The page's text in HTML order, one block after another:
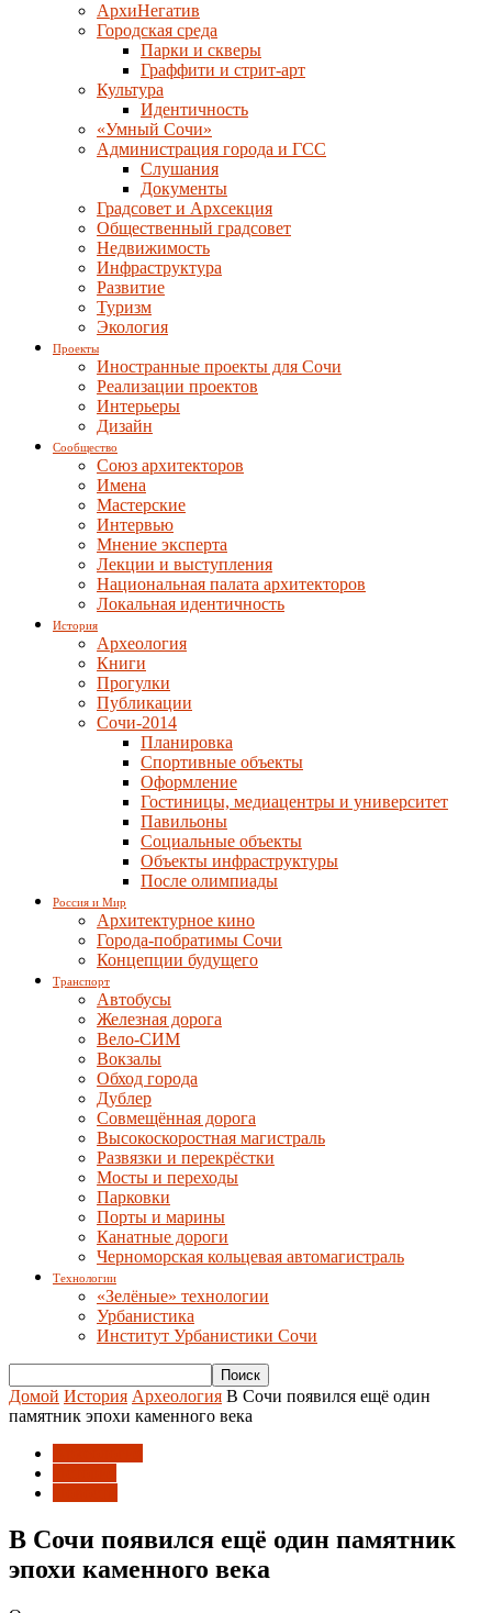
АрхиНегатив
Городская среда
Парки и скверы
Граффити и стрит-арт
Культура
Идентичность
«Умный Сочи»
Администрация города и ГСС
Слушания
Документы
Градсовет и Архсекция
Общественный градсовет
Недвижимость
Инфраструктура
Развитие
Туризм
Экология
Проекты
Иностранные проекты для Сочи
Реализации проектов
Интерьеры
Дизайн
Сообщество
Союз архитекторов
Имена
Мастерские
Интервью
Мнение эксперта
Лекции и выступления
Национальная палата архитекторов
Локальная идентичность
История
Археология
Книги
Прогулки
Публикации
Сочи-2014
Планировка
Спортивные объекты
Оформление
Гостиницы, медиацентры и университет
Павильоны
Социальные объекты
Объекты инфраструктуры
После олимпиады
Россия и Мир
Архитектурное кино
Города-побратимы Сочи
Концепции будущего
Транспорт
Автобусы
Железная дорога
Вело-СИМ
Вокзалы
Обход города
Дублер
Совмещённая дорога
Высокоскоростная магистраль
Развязки и перекрёстки
Мосты и переходы
Парковки
Порты и марины
Канатные дороги
Черноморская кольцевая автомагистраль
Технологии
«Зелёные» технологии
Урбанистика
Институт Урбанистики Сочи
Домой История Археология В Сочи появился ещё один
памятник эпохи каменного века
В Сочи появился ещё один памятник
эпохи каменного века